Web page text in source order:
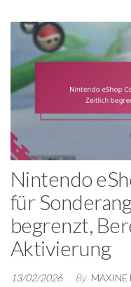
Nintendo
für
begrenzt,
Aktivierung
13/02/2026 By MAXINE